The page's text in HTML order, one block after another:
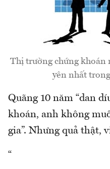
Thị trường chứng khoán
yên nhất
Quãng 10 năm “dan
khoán, anh không
gia”. Nhưng quả thật,
“